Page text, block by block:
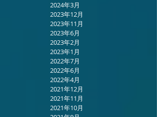
2024年3月
2023年12月
2023年11月
2023年6月
2023年2月
2023年1月
2022年7月
2022年6月
2022年4月
2021年12月
2021年11月
2021年10月